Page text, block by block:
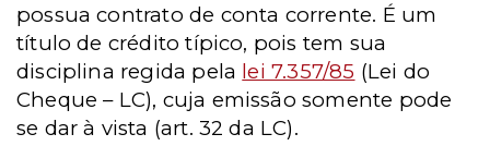
possua contrato de conta corrente. É um
título de crédito típico, pois tem sua
disciplina regida pela lei 7.357/85 (Lei do
Cheque – LC), cuja emissão somente pode
se dar à vista (art. 32 da LC).